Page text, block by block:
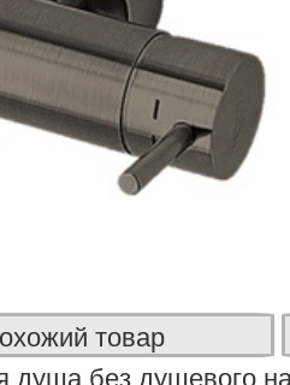
товар
душа без душевого